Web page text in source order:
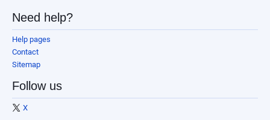
Need help?
Help pages
Contact
Sitemap
Follow us
X